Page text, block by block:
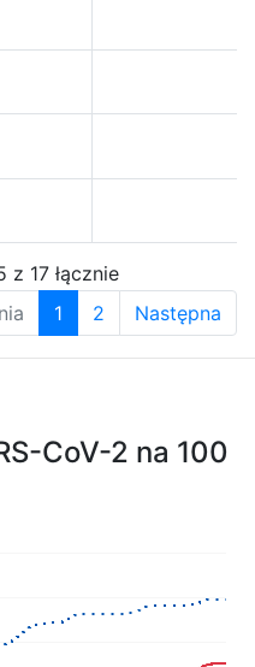
z 17 łącznie
1 2 Następna
CoV-2 na 100